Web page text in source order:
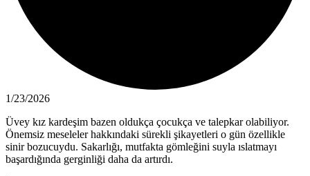
1/23/2026
Üvey kız kardeşim bazen oldukça çocukça ve talepkar olabiliyor.
Önemsiz meseleler hakkındaki sürekli şikayetleri o gün özellikle
sinir bozucuydu. Sakarlığı, mutfakta gömleğini suyla ıslatmayı
başardığında gerginliği daha da artırdı.